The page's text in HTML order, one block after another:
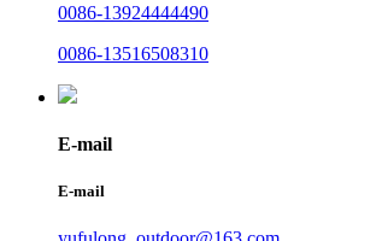
0086-13924444490
0086-13516508310
E-mail
E-mail